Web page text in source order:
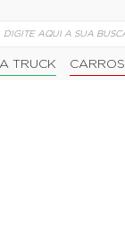
TRUCK CARROS